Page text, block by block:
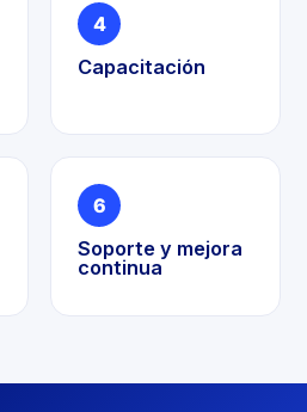
4
Capacitación
6
Soporte y mejora
continua